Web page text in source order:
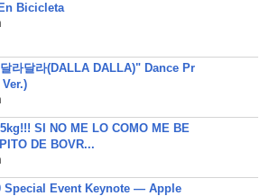
Bicicleta
라달라(DALLA DALLA)" Dance Pr
SI NO ME LO COMO ME BE
DE BOVR...
Special Event Keynote — Apple